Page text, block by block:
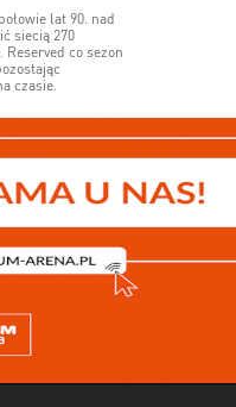
lat 90. nad
siecią 270
co sezon
czasie.